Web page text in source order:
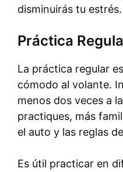
disminuirás tu estrés.
Práctica
La práctica regular
cómodo al volante.
menos dos veces a
practiques, más
el auto y las reglas
Es útil practicar en